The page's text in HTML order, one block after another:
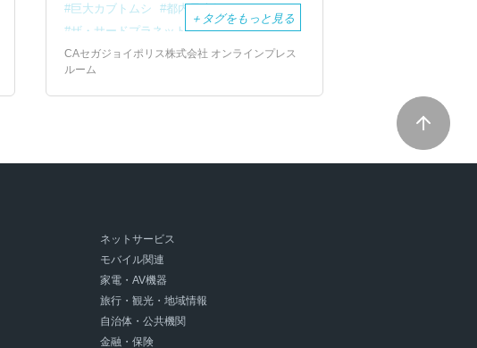
巨大カブトムシ
都内最大級
ザ・サードプラネット横浜本店
カブトムシ
クワガタ
ふれあいの森
生体販売
＋ タグをもっと見る
CAセガジョイポリス株式会社 オンラインプレス
ルーム
ネットサービス
モバイル関連
家電・AV機器
旅行・観光・地域情報
自治体・公共機関
金融・保険